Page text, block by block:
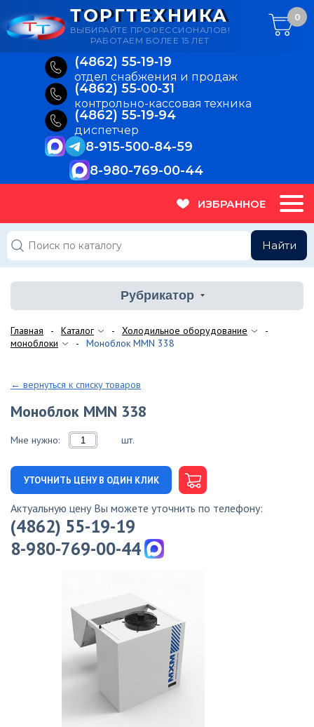
(4862) 55‑19‑19
отдел снабжения и продаж
(4862) 55‑00‑31
контрольно-кассовая техника
(4862) 55‑19‑94
диспетчер
8-915-500-84-59
8-980-769-00-44
ТОРГТЕХНИКА
ВЫБИРАЙТЕ ПРОФЕССИОНАЛОВ!
РАБОТАЕМ БОЛЕЕ 15 ЛЕТ
0
ИЗБРАННОЕ
Найти
Рубрикатор
Главная Каталог
Холодильное оборудование
моноблоки
Моноблок MMN 338
← вернуться к списку товаров
Моноблок MMN 338
Мне нужно: шт.
УТОЧНИТЬ ЦЕНУ В ОДИН КЛИК
Актуальную цену Вы можете уточнить по телефону:
(4862) 55-19-19
8-980-769-00-44